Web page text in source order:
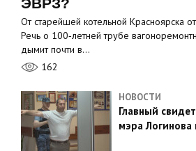
От старейшей котельной Красноярска
Речь о 100‑летней трубе
дымит почти в…
162
НОВОСТИ
Главный
мэра Логинова